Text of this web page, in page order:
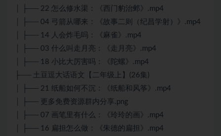
│ ├── 22 怎么修水渠：《西门豹治邺》.mp4
│ ├── 04 弓箭从哪来：《故事二则（纪昌学射）》.mp4
│ ├── 14 人会炸毛吗：《麻雀》.mp4
│ ├── 03 什么叫走月亮：《走月亮》.mp4
│ ├── 18 小比大厉害吗：《陀螺》.mp4
├── 土豆逗大话语文【二年级上】(26集)
│ ├── 21 纸船如何不沉：《纸船和风筝》.mp4
│ ├── 更多免费资源群内分享.png
│ ├── 07 画笔里有什么：《玲玲的画》.mp4
│ ├── 16 扁担怎么做：《朱德的扁担》.mp4